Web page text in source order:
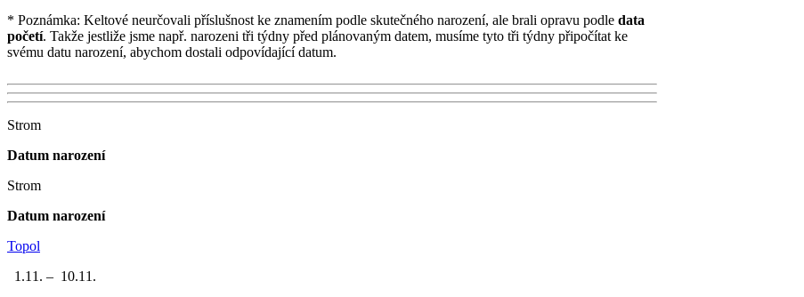
* Poznámka: Keltové neurčovali příslušnost ke znamením podle skutečného narození, ale brali opravu podle data
početí. Takže jestliže jsme např. narozeni tři týdny před plánovaným datem, musíme tyto tři týdny připočítat ke
svému datu narození, abychom dostali odpovídající datum.
Strom
Datum narození
Strom
Datum narození
Topol
1.11. – 10.11.